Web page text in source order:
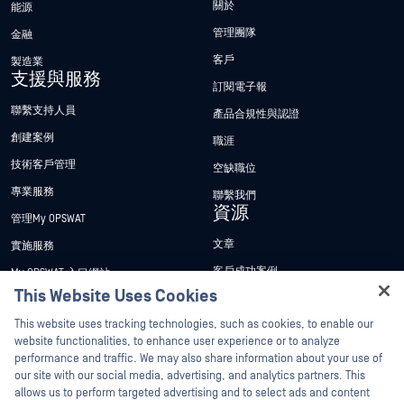
能源
金融
製造業
支援與服務
聯繫支持人員
創建案例
技術客戶管理
專業服務
管理My OPSWAT
實施服務
My OPSWAT 入口網站
技術檔案
訓練
漏洞通報計畫
合作夥伴
關於
管理團隊
客戶
訂閱電子報
產品合規性與認證
職涯
空缺職位
聯繫我們
資源
文章
客戶成功案例
新聞稿
新聞報導
網路研討會
This Website Uses Cookies
This website uses tracking technologies, such as cookies, to enable our
website functionalities, to enhance user experience or to analyze
performance and traffic. We may also share information about your use of
our site with our social media, advertising, and analytics partners. This
allows us to perform targeted advertising and to select ads and content
Hey there!
I'm Ozzy, your OPSWAT virtual assistant.
How can I help you secure what's critical
today?